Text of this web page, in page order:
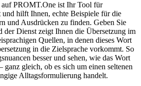
PROMT.One ist Ihr Tool für
hilft Ihnen, echte Beispiele für die
und Ausdrücken zu finden. Geben Sie
der Dienst zeigt Ihnen die Übersetzung im
Quellen, in denen dieses Wort
in die Zielsprache vorkommt. So
besser und sehen, wie das Wort
gleich, ob es sich um einen seltenen
Alltagsformulierung handelt.